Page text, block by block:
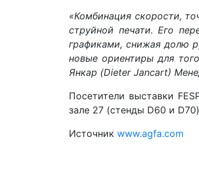
«Комбинация скорости,
струйной печати. Его
графиками, снижая долю
новые ориентиры для
Янкар (Dieter Jancart)
Посетители выставки
зале 27 (стенды D60 и
Источник www.agfa.com